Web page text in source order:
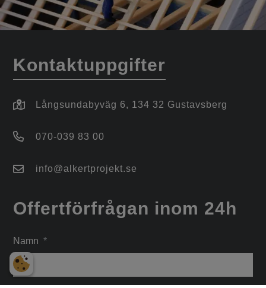
Kontaktuppgifter
Långsundabyväg 6, 134 32 Gustavsberg
070-039 83 00
info@alkertprojekt.se
Offertförfrågan inom 24h
Namn